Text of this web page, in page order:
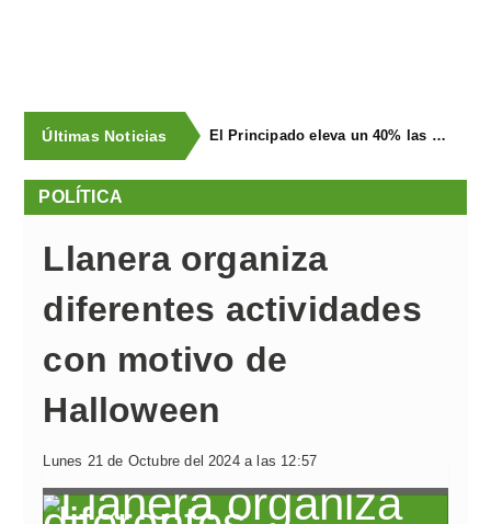
Últimas Noticias El Principado eleva un 40% las ayudas a la producción ecológica, que superan los cuatro millones de euros
POLÍTICA
Llanera organiza
diferentes actividades
con motivo de
Halloween
Lunes 21 de Octubre del 2024 a las 12:57